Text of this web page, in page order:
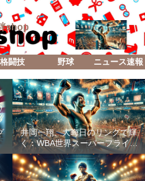
shop
格闘技 野球 ニュース速報
井岡一翔、大晦日のリングで輝
く：WBA世界スーパーフライ級
防衛戦「Lifetime Boxing Fights
18」